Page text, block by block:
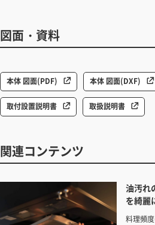
図面・資料
本体 図面(PDF) 本体 図面(DXF)
取付設置説明書 取扱説明書
関連コンテンツ
油汚れ
を綺麗
料理頻